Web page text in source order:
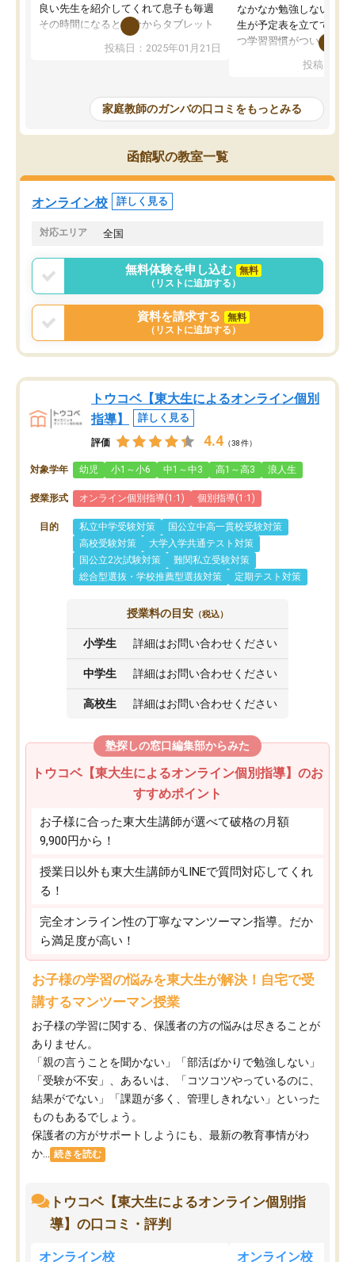
良い先生を紹介してくれて息子も毎週
その時間になると自分からタブレット
を開いてzoomを繋げるようになりまし
た！5科目なんでもOKなのもとても気
めて1年ほどだった今では平均点以上の
科目が増えてきました！あと1年受験ま
であるので無料の週末教室を使用しな
がら頑張って欲しいと思います！
投稿日：2025年01月21日
なかなか勉強しない息子
生が予定表を立ててくれ
つ学習習慣がついてきま
指導が無い日も予定表
問できるのでとても助か
投稿日：
家庭教師のガンバの口コミをもっとみる
函館駅の教室一覧
オンライン校 詳しく見る
対応エリア 全国
無料体験を申し込む
無料
（リストに追加する）
資料を請求する
無料
（リストに追加する）
トウコベ【東大生によるオンライン個別
指導】
詳しく見る
評価 4.4 （38件）
対象学年 幼児 小1～小6 中1～中3 高1～高3 浪人生
授業形式 オンライン個別指導(1:1) 個別指導(1:1)
目的 私立中学受験対策
国公立中高一貫校受験対策
高校受験対策
大学入学共通テスト対策
国公立2次試験対策
難関私立受験対策
総合型選抜・学校推薦型選抜対策
定期テスト対策
授業料の目安 （税込）
小学生 詳細はお問い合わせください
中学生 詳細はお問い合わせください
高校生 詳細はお問い合わせください
塾探しの窓口編集部からみた
トウコベ【東大生によるオンライン個別指導】のお
すすめポイント
お子様に合った東大生講師が選べて破格の月額
9,900円から！
授業日以外も東大生講師がLINEで質問対応してくれ
る！
完全オンライン性の丁寧なマンツーマン指導。だか
ら満足度が高い！
お子様の学習の悩みを東大生が解決！自宅で受
講するマンツーマン授業
お子様の学習に関する、保護者の方の悩みは尽きることが
ありません。
「親の言うことを聞かない」「部活ばかりで勉強しない」
「受験が不安」、あるいは、「コツコツやっているのに、
結果がでない」「課題が多く、管理しきれない」といった
ものもあるでしょう。
保護者の方がサポートしようにも、最新の教育事情がわ
か...
続きを読む
トウコベ【東大生によるオンライン個別指
導】の口コミ・評判
オンライン校 オンライン校